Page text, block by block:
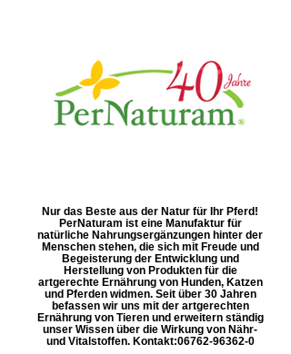
Nur das Beste aus der Natur für Ihr Pferd!
PerNaturam ist eine Manufaktur für
natürliche Nahrungsergänzungen hinter der
Menschen stehen, die sich mit Freude und
Begeisterung der Entwicklung und
Herstellung von Produkten für die
artgerechte Ernährung von Hunden, Katzen
und Pferden widmen. Seit über 30 Jahren
befassen wir uns mit der artgerechten
Ernährung von Tieren und erweitern ständig
unser Wissen über die Wirkung von Nähr-
und Vitalstoffen. Kontakt: ​06762-96362-0